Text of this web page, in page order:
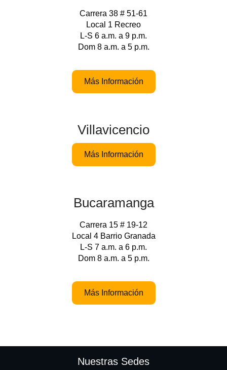
Carrera 38 # 51-61
Local 1 Recreo
L-S 6 a.m. a 9 p.m.
Dom 8 a.m. a 5 p.m.
Más Información
Villavicencio
Más Información
Bucaramanga
Carrera 15 # 19-12
Local 4 Barrio Granada
L-S 7 a.m. a 6 p.m.
Dom 8 a.m. a 5 p.m.
Más Información
Nuestras Sedes